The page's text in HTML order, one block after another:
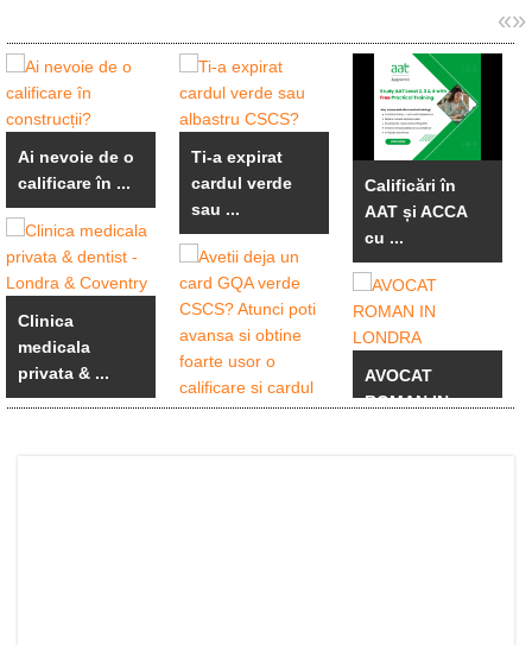
«»
Ai nevoie de o
calificare în ...
Clinica
medicala
privata & ...
Ti-a expirat
cardul verde
sau ...
Calificări în
AAT și ACCA
cu ...
AVOCAT
ROMAN IN